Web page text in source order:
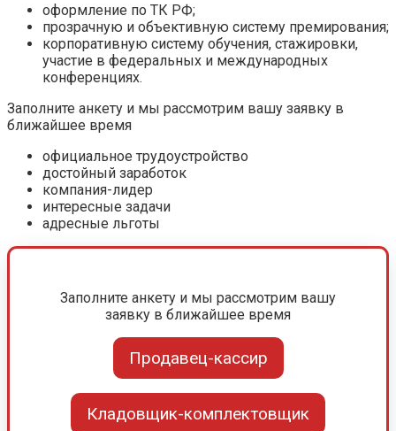
оформление по ТК РФ;
прозрачную и объективную систему премирования;
корпоративную систему обучения, стажировки,
участие в федеральных и международных
конференциях.
Заполните анкету и мы рассмотрим вашу заявку в
ближайшее время
официальное трудоустройство
достойный заработок
компания-лидер
интересные задачи
адресные льготы
Заполните анкету и мы рассмотрим вашу
заявку в ближайшее время
Продавец-кассир
Кладовщик-комплектовщик